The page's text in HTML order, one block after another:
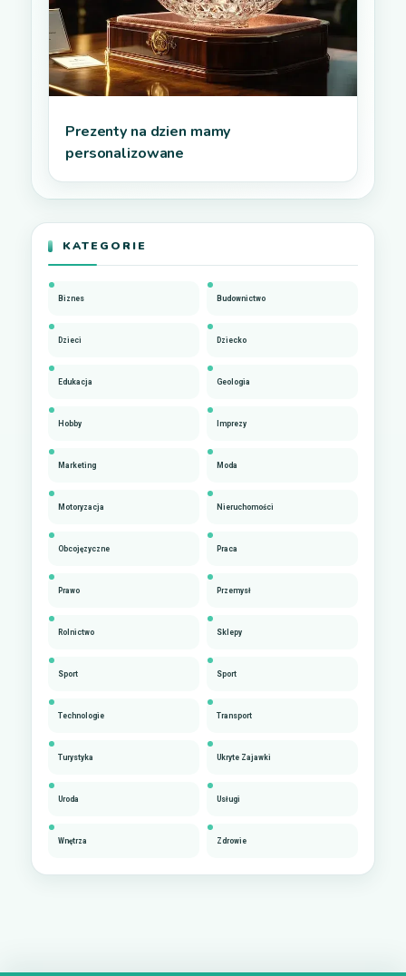
Prezenty na dzien mamy
personalizowane
KATEGORIE
Biznes Budownictwo
Dzieci Dziecko
Edukacja Geologia
Hobby Imprezy
Marketing Moda
Motoryzacja Nieruchomości
Obcojęzyczne Praca
Prawo Przemysł
Rolnictwo Sklepy
Sport Sport
Technologie Transport
Turystyka Ukryte Zajawki
Uroda Usługi
Wnętrza Zdrowie